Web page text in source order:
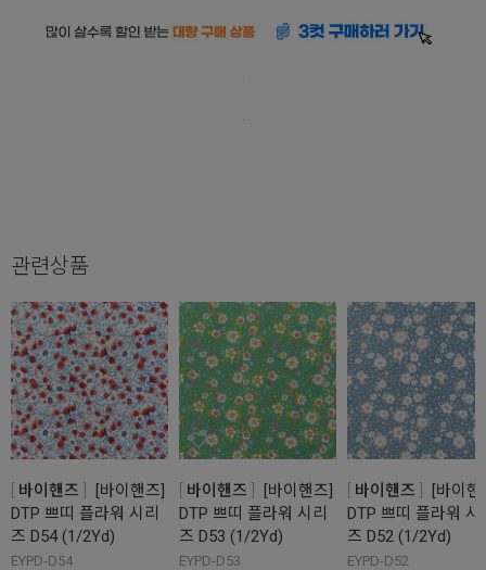
관련상품
바이핸즈
[바이핸즈]
DTP 쁘띠 플라워 시리
즈 D54 (1/2Yd)
EYPD-D54
바이핸즈
[바이핸즈]
DTP 쁘띠 플라워 시리
즈 D53 (1/2Yd)
EYPD-D53
바이핸즈
[바이핸
DTP 쁘띠 플라워 시
즈 D52 (1/2Yd)
EYPD-D52